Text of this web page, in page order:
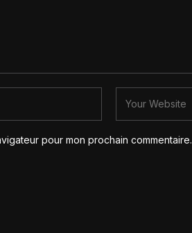
pour mon prochain commentaire.